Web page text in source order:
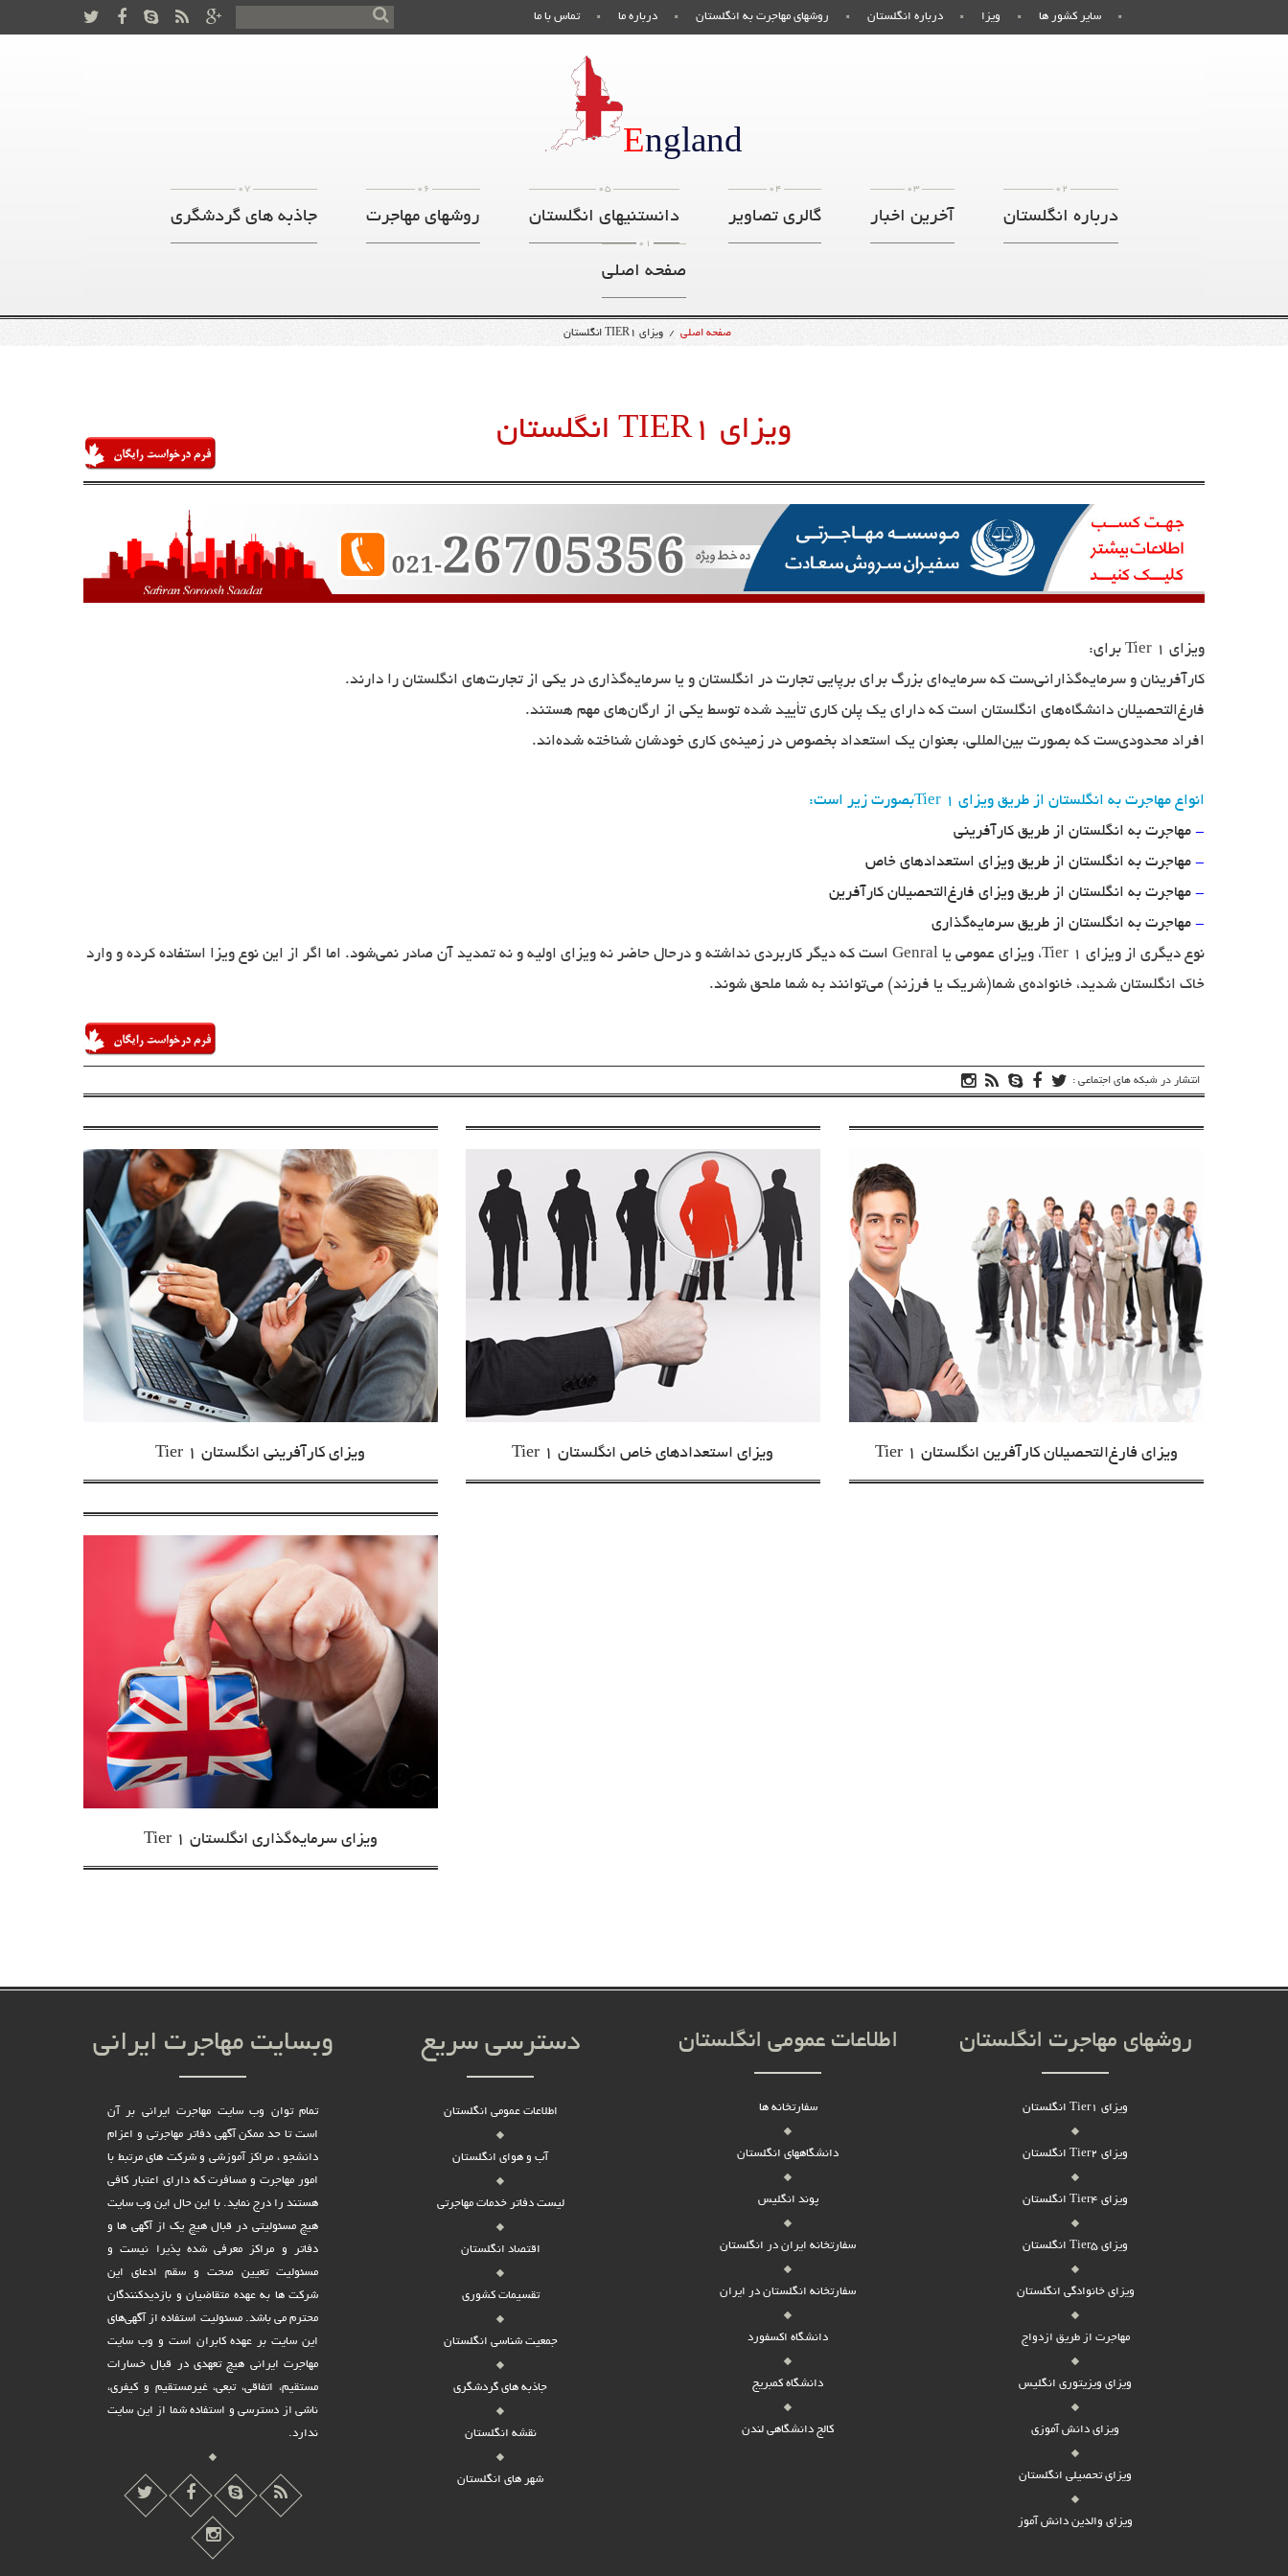
تماس با ما درباره ما روشهای مهاجرت به انگلستان درباره انگلستان ویزا سایر کشور ها
England
07
جاذبه های گردشگری
06
روشهای مهاجرت
05
دانستنیهای انگلستان
04
گالری تصاویر
03
آخرین اخبار
02
درباره انگلستان
01
صفحه اصلی
صفحه اصلی /ویزای TIER1 انگلستان
ویزای TIER1 انگلستان
ویزای Tier 1 برای:
کارآفرینان و سرمایه‌گذارانی‌ست که سرمایه‌ای بزرگ برای برپایی تجارت در انگلستان و یا سرمایه‌گذاری در یکی از تجارت‌های انگلستان را دارند.
فارغ‌التحصیلان دانشگاه‌های انگلستان است که دارای یک پلن کاری تأیید شده توسط یکی از ارگان‌های مهم هستند.
افراد محدودی‌ست که بصورت بین‌المللی، بعنوان یک استعداد بخصوص در زمینه‌ی کاری خودشان شناخته شده‌اند.
انواع مهاجرت به انگلستان از طریق ویزای Tier 1بصورت زیر است:
- مهاجرت به انگلستان از طریق کارآفرینی
- مهاجرت به انگلستان از طریق ویزای استعدادهای خاص
- مهاجرت به انگلستان از طریق ویزای فارغ‌التحصیلان کارآفرین
- مهاجرت به انگلستان از طریق سرمایه‌گذاری
نوع دیگری از ویزای Tier 1، ویزای عمومی یا Genral است که دیگر کاربردی نداشته و درحال حاضر نه ویزای اولیه و نه تمدید آن صادر نمی‌شود. اما اگر از این نوع ویزا استفاده کرده و وارد
خاک انگلستان شدید، خانواده‌ی شما(شریک یا فرزند) می‌توانند به شما ملحق شوند.
انتشار در شبکه های اجتماعی :
ویزای کارآفرینی انگلستان Tier 1 ویزای استعدادهای خاص انگلستان Tier 1 ویزای فارغ‌التحصیلان کارآفرین انگلستان Tier 1
ویزای سرمایه‌گذاری انگلستان Tier 1
وبسایت مهاجرت ایرانی
تمام توان وب سایت مهاجرت ایرانی بر آن
است تا حد ممکن آگهی دفاتر مهاجرتی و اعزام
دانشجو ، مراکز آموزشی و شرکت های مرتبط با
امور مهاجرت و مسافرت که دارای اعتبار کافی
هستند را درج نماید. با این حال این وب سایت
هیچ مسئولیتی در قبال هیچ یک از آگهی ها و
دفاتر و مراکز معرفی شده پذیرا نیست و
مسئولیت تعیین صحت و سقم ادعای این
شرکت ها به عهده متقاضیان و بازدیدکنندگان
محترم می باشد. مسئولیت استفاده از آگهی‌های
این سایت بر عهده کابران است و وب سایت
مهاجرت ایرانی هیچ تعهدى در قبال خسارات
مستقیم، اتفاقى، تبعى، غیرمستقیم و کیفرى،
ناشى از دسترسى و استفاده شما از این سایت
ندارد.
دسترسی سریع
اطلاعات عمومی انگلستان
آب و هوای انگلستان
لیست دفاتر خدمات مهاجرتی
اقتصاد انگلستان
تقسیمات کشوری
جمعیت شناسی انگلستان
جاذبه های گردشگری
نقشه انگلستان
شهر های انگلستان
اطلاعات عمومی انگلستان
سفارتخانه ها
دانشگاههای انگلستان
پوند انگلیس
سفارتخانه ایران در انگلستان
سفارتخانه انگلستان در ایران
دانشگاه اکسفورد
دانشگاه کمبریج
کالج دانشگاهی لندن
روشهای مهاجرت انگلستان
ویزای Tier1 انگلستان
ویزای Tier2 انگلستان
ویزای Tier4 انگلستان
ویزای Tier5 انگلستان
ویزای خانوادگی انگلستان
مهاجرت از طریق ازدواج
ویزای ویزیتوری انگلیس
ویزای دانش آموزی
ویزای تحصیلی انگلستان
ویزای والدین دانش آموز